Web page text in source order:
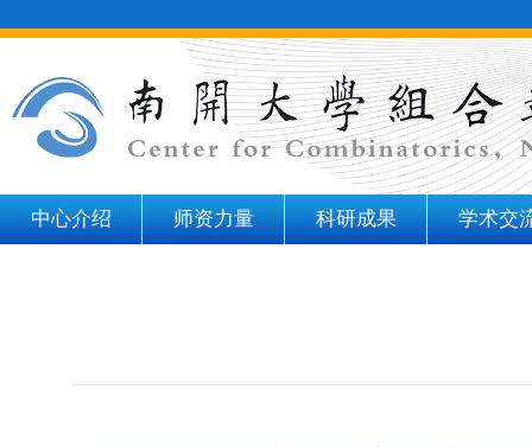
中心介绍 师资力量 科研成果 学术交